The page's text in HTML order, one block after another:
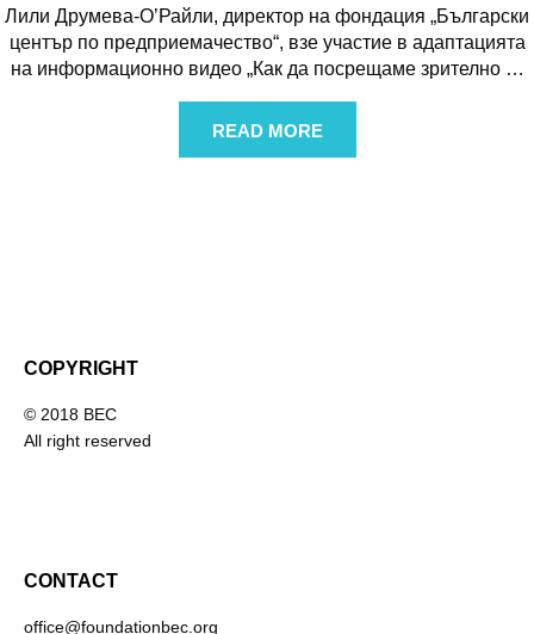
Лили Друмева-О’Райли, директор на фондация „Български
център по предприемачество“, взе участие в адаптацията
на информационно видео „Как да посрещаме зрително …
READ MORE
COPYRIGHT
© 2018 BEC
All right reserved
CONTACT
office@foundationbec.org